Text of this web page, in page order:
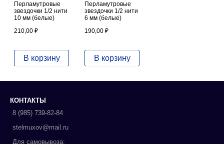
Перламутровые
звездочки 1/2 нити
10 мм (белые)
210,00 ₽
В корзину
Перламутровые
звездочки 1/2 нити
6 мм (белые)
190,00 ₽
В корзину
КОНТАКТЫ
8 (985) 739-82-84
stelmuxov@mail.ru
Для самовывоза: